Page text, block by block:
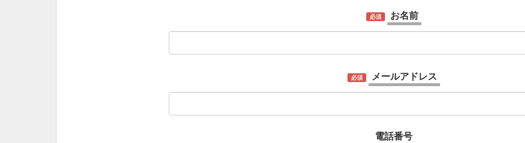
必須 お名前
必須 メールアドレス
電話番号